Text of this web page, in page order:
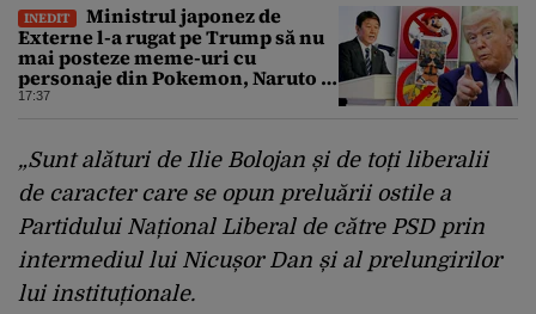
INEDIT
Ministrul japonez de
Externe l-a rugat pe Trump să nu
mai posteze meme-uri cu
personaje din Pokemon, Naruto și
Mario pe platformele social-
17:37
„Sunt alături de Ilie Bolojan și de toți liberalii
de caracter care se opun preluării ostile a
Partidului Național Liberal de către PSD prin
intermediul lui Nicușor Dan și al prelungirilor
lui instituționale.